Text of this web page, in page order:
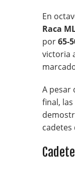
En
Raca
por65-
victoria
A pesar
final,
cadetes